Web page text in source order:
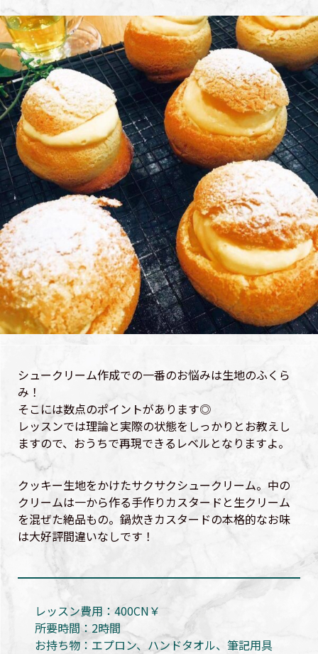
シュークリーム作成での一番のお悩みは生地のふくら
み！
そこには数点のポイントがあります◎
レッスンでは理論と実際の状態をしっかりとお教えし
ますので、おうちで再現できるレベルとなりますよ。
クッキー生地をかけたサクサクシュークリーム。中の
クリームは一から作る手作りカスタードと生クリーム
を混ぜた絶品もの。鍋炊きカスタードの本格的なお味
は大好評間違いなしです！
レッスン費用：400CN￥
所要時間：2時間
お持ち物：エプロン、ハンドタオル、筆記用具